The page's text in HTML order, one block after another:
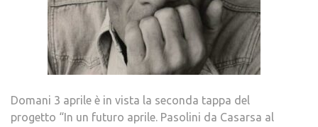
Domani 3 aprile è in vista la seconda tappa del
progetto “In un futuro aprile. Pasolini da Casarsa al